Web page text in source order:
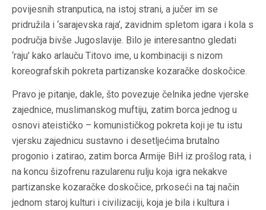
povijesnih stranputica, na istoj strani, a jučer im se
pridružila i ‘sarajevska raja’, zavidnim spletom igara i kola s
područja bivše Jugoslavije. Bilo je interesantno gledati
‘raju’ kako arlauču Titovo ime, u kombinaciji s nizom
koreografskih pokreta partizanske kozaračke doskočice.
Pravo je pitanje, dakle, što povezuje čelnika jedne vjerske
zajednice, muslimanskog muftiju, zatim borca jednog u
osnovi ateističko – komunističkog pokreta koji je tu istu
vjersku zajednicu sustavno i desetljećima brutalno
progonio i zatirao, zatim borca Armije BiH iz prošlog rata, i
na koncu šizofrenu razularenu rulju koja igra nekakve
partizanske kozaračke doskočice, prkoseći na taj način
jednom staroj kulturi i civilizaciji, koja je bila i kultura i